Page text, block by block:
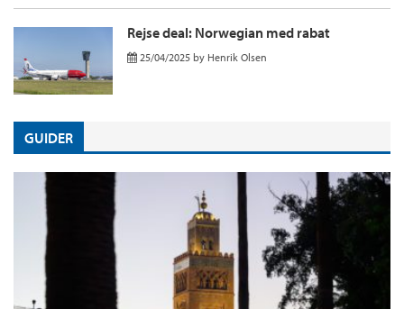
Rejse deal: Norwegian med rabat
25/04/2025 by Henrik Olsen
GUIDER